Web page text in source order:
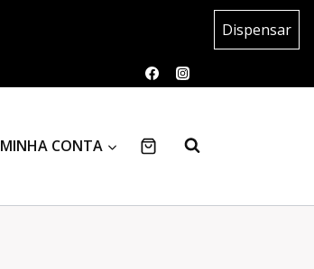
Dispensar
MINHA CONTA